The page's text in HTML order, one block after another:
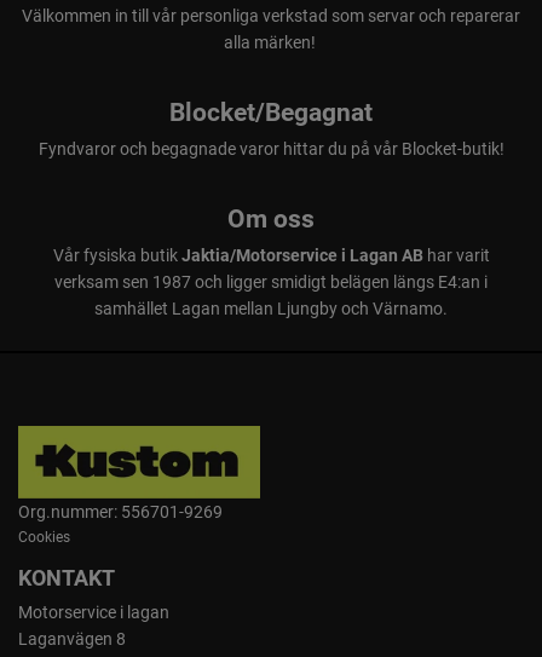
Välkommen in till vår personliga verkstad som servar och reparerar
alla märken!
Blocket/Begagnat
Fyndvaror och begagnade varor hittar du på vår Blocket-butik!
Om oss
Vår fysiska butikJaktia/Motorservice i Lagan ABhar varit
verksam sen 1987 och ligger smidigt belägen längs E4:an i
samhället Lagan mellan Ljungby och Värnamo.
Org.nummer: 556701-9269
Cookies
KONTAKT
Motorservice i lagan
Laganvägen 8